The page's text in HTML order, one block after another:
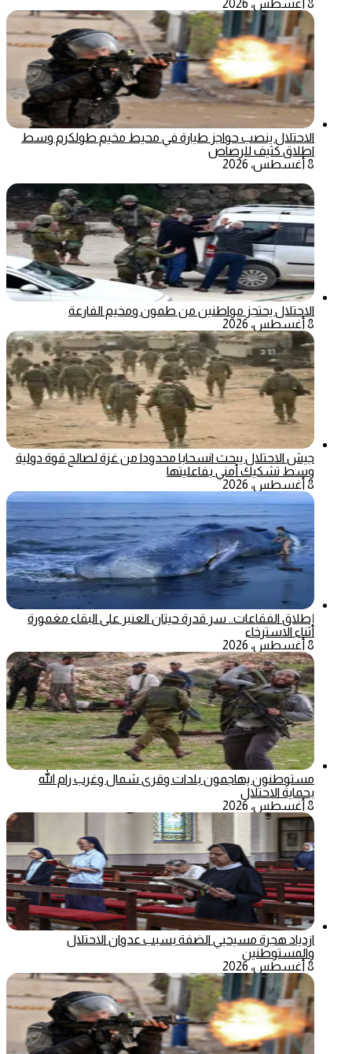
8 أغسطس، 2026
الاحتلال ينصب حواجز طيارة في محيط مخيم طولكرم وسط
اطلاق كثيف للرصاص
8 أغسطس، 2026
الاحتلال يحتجز مواطنين من طمون ومخيم الفارعة
8 أغسطس، 2026
جيش الاحتلال يبحث انسحابا محدودا من غزة لصالح قوة دولية
وسط تشكيك أمني بفاعليتها
8 أغسطس، 2026
إطلاق الفقاعات.. سر قدرة حيتان العنبر على البقاء مغمورة
أثناء الاسترخاء
8 أغسطس، 2026
مستوطنون يهاجمون بلدات وقرى شمال وغرب رام الله
بحماية الاحتلال
8 أغسطس، 2026
ازدياد هجرة مسيحيي الضفة بسبب عدوان الاحتلال
والمستوطنين
8 أغسطس، 2026